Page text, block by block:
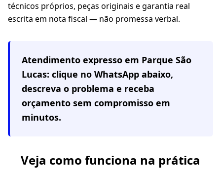
técnicos próprios, peças originais e garantia real
escrita em nota fiscal — não promessa verbal.
Atendimento expresso em Parque São
Lucas: clique no WhatsApp abaixo,
descreva o problema e receba
orçamento sem compromisso em
minutos.
Veja como funciona na prática